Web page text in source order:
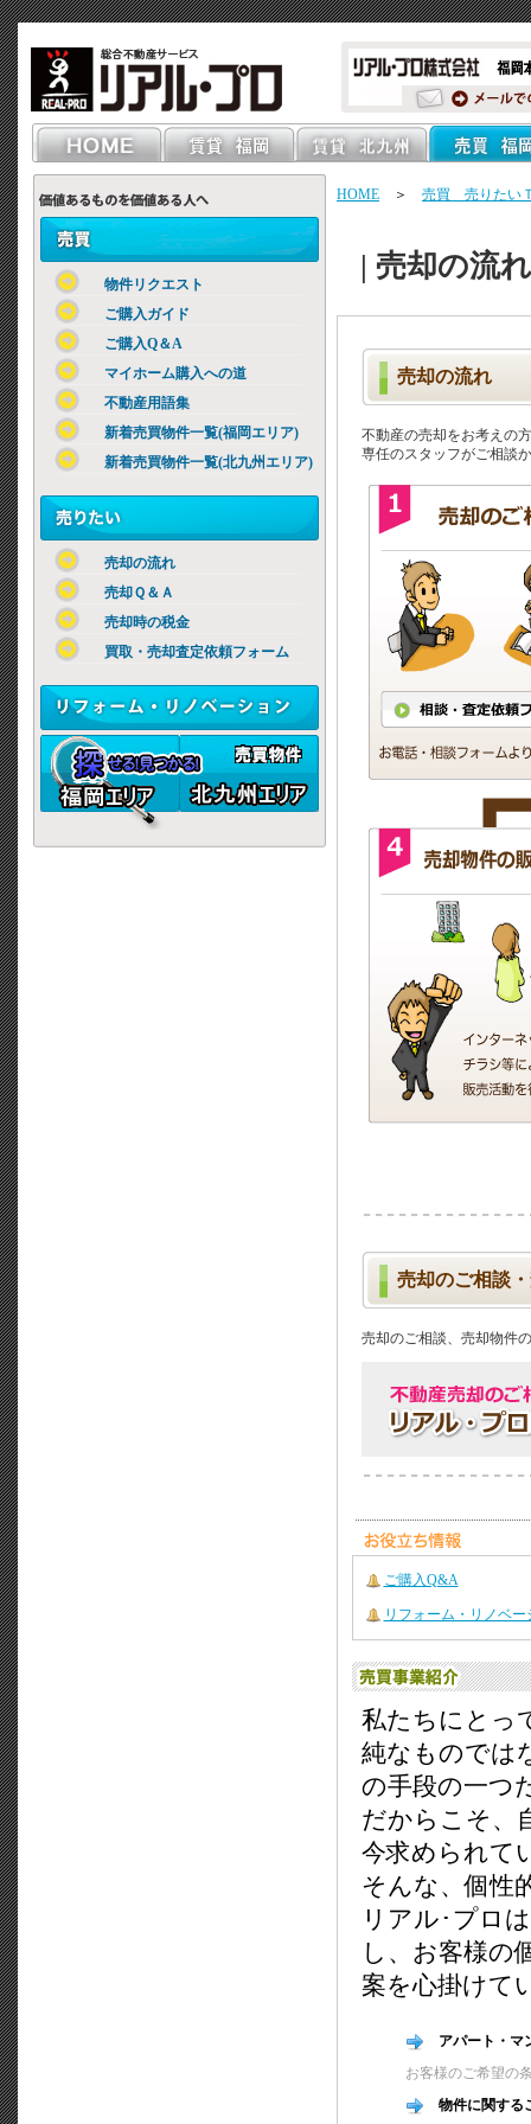
物件リクエスト
ご購入ガイド
ご購入Q＆A
マイホーム購入への道
不動産用語集
新着売買物件一覧(福岡エリア)
新着売買物件一覧(北九州エリア)
売却の流れ
売却Ｑ＆Ａ
売却時の税金
買取・売却査定依頼フォーム
HOME ＞ 売買 売りたい
| 売却の流れ
売却の流れ
不動産の売却をお考えの
専任のスタッフがご相談
売却のご相談
売却のご相談、売却物件
ご購入Q&A
リフォーム・リノベー
私たちにとっ
純なものでは
の手段の一つ
だからこそ、
今求められて
そんな、個性
リアル･プロ
し、お客様の
案を心掛けて
アパート・マ
お客様のご希望の
物件に関する